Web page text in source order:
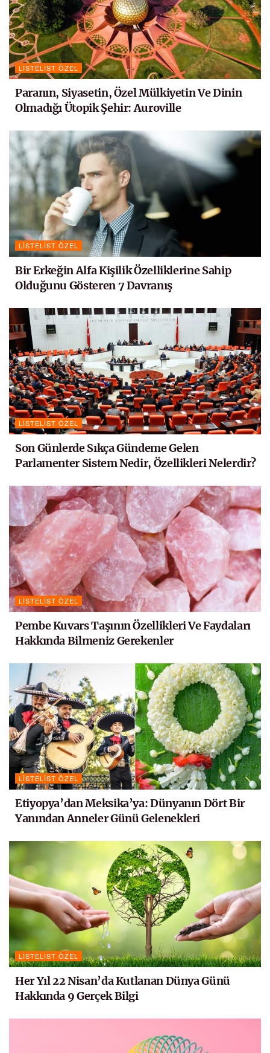
LISTELIST ÖZEL
Paranın, Siyasetin, Özel Mülkiyetin Ve Dinin
Olmadığı Ütopik Şehir: Auroville
LISTELIST ÖZEL
Bir Erkeğin Alfa Kişilik Özelliklerine Sahip
Olduğunu Gösteren 7 Davranış
LISTELIST ÖZEL
Son Günlerde Sıkça Gündeme Gelen
Parlamenter Sistem Nedir, Özellikleri Nelerdir?
LISTELIST ÖZEL
Pembe Kuvars Taşının Özellikleri Ve Faydaları
Hakkında Bilmeniz Gerekenler
LISTELIST ÖZEL
Etiyopya’dan Meksika’ya: Dünyanın Dört Bir
Yanından Anneler Günü Gelenekleri
LISTELIST ÖZEL
Her Yıl 22 Nisan’da Kutlanan Dünya Günü
Hakkında 9 Gerçek Bilgi